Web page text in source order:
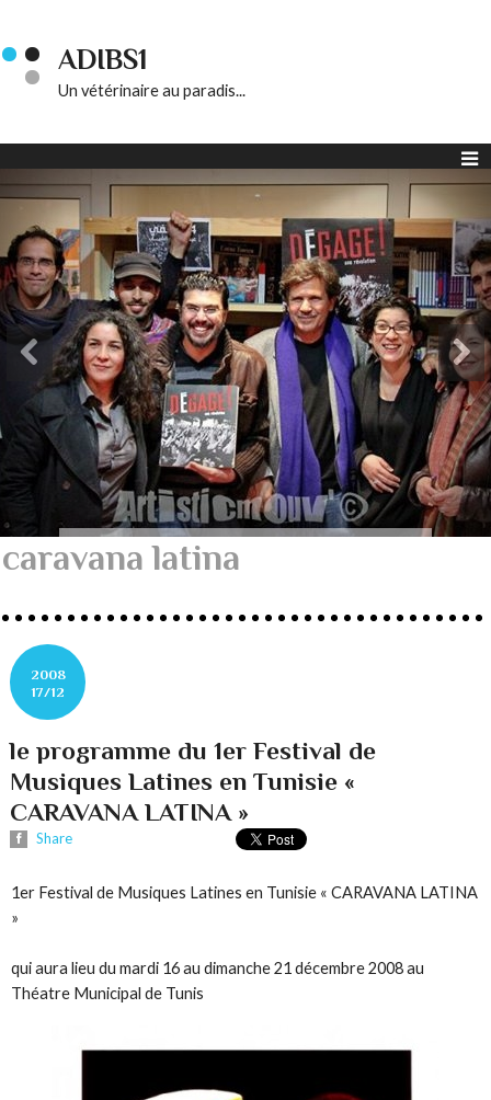
ADIBS1
Un vétérinaire au paradis...
caravana latina
2008
17/12
le programme du 1er Festival de
Musiques Latines en Tunisie «
CARAVANA LATINA »
Share
1er Festival de Musiques Latines en Tunisie « CARAVANA LATINA
»
qui aura lieu du mardi 16 au dimanche 21 décembre 2008 au
Théatre Municipal de Tunis